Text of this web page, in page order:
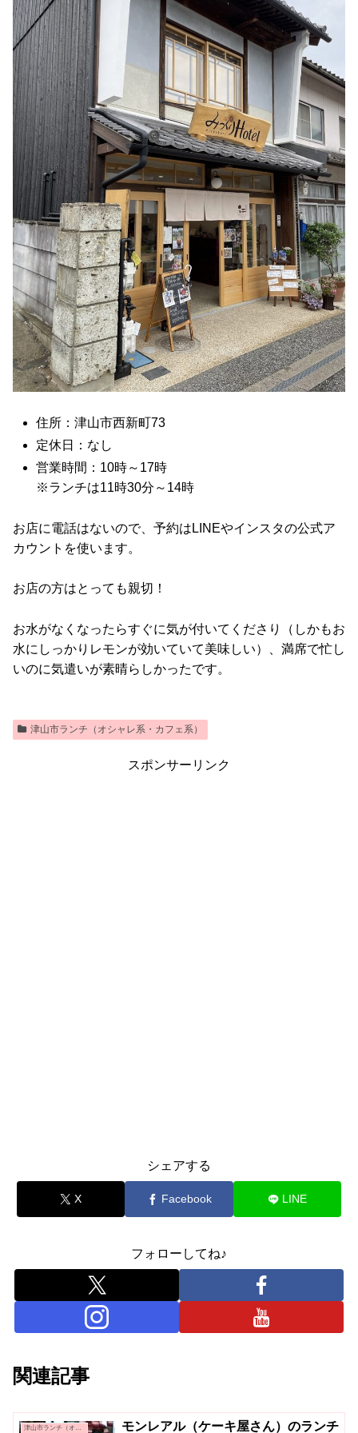
住所：津山市西新町73
定休日：なし
営業時間：10時～17時
※ランチは11時30分～14時
お店に電話はないので、予約はLINEやインスタの公式ア
カウントを使います。
お店の方はとっても親切！
お水がなくなったらすぐに気が付いてくださり（しかもお
水にしっかりレモンが効いていて美味しい）、満席で忙し
いのに気遣いが素晴らしかったです。
津山市ランチ（オシャレ系・カフェ系）
スポンサーリンク
シェアする
X Facebook LINE
フォローしてね♪
関連記事
津山市ランチ（オシャレ系・カフェ系） モンレアル（ケーキ屋さん）のランチ